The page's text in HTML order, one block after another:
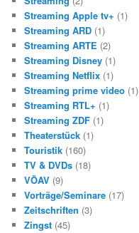
Streaming Apple tv+ (1)
Streaming ARD (1)
Streaming ARTE (2)
Streaming Disney (1)
Streaming Netflix (1)
Streaming prime video (1)
Streaming RTL+ (1)
Streaming ZDF (1)
Theaterstück (1)
Touristik (160)
TV & DVDs (18)
VÖAV (9)
Vorträge/Seminare (17)
Zeitschriften (3)
Zingst (45)